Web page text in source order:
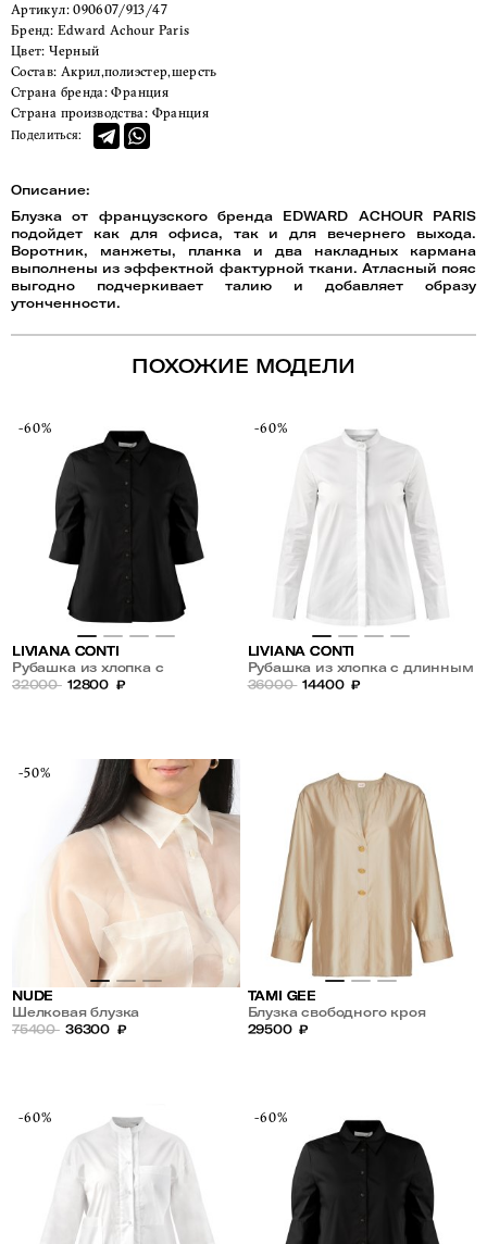
Артикул:090607/913/47
Бренд:
Edward Achour Paris
Цвет:
Черный
Состав: Акрил,полиэстер,шерсть
Страна бренда: Франция
Страна производства: Франция
Поделиться:
Описание:
Блузка от французского бренда EDWARD ACHOUR PARIS
подойдет как для офиса, так и для вечернего выхода.
Воротник, манжеты, планка и два накладных кармана
выполнены из эффектной фактурной ткани. Атласный пояс
выгодно подчеркивает талию и добавляет образу
утонченности.
ПОХОЖИЕ МОДЕЛИ
-60%
LIVIANA CONTI
Рубашка из хлопка с
коротким рукавом
32000 12800 ₽
-60%
LIVIANA CONTI
Рубашка из хлопка с длинным
рукавом
36000 14400 ₽
-50%
NUDE
Шелковая блузка
75400 36300 ₽
TAMI GEE
Блузка свободного кроя
29500 ₽
-60% -60%